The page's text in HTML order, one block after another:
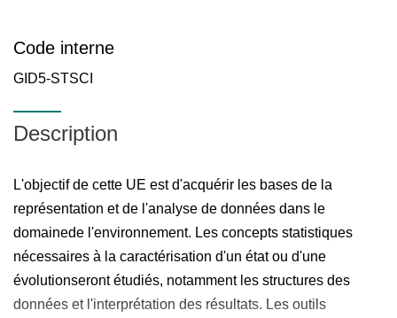
Code interne
GID5-STSCI
Description
L'objectif de cette UE est d'acquérir les bases de la
représentation et de l'analyse de données dans le
domainede l'environnement. Les concepts statistiques
nécessaires à la caractérisation d'un état ou d'une
évolutionseront étudiés, notamment les structures des
données et l'interprétation des résultats. Les outils